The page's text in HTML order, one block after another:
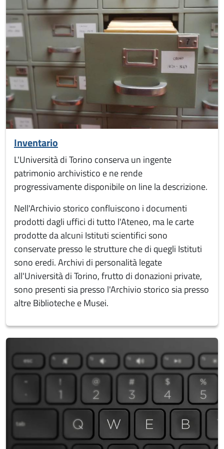
Inventario
L'Università di Torino conserva un ingente
patrimonio archivistico e ne rende
progressivamente disponibile on line la descrizione.
Nell'Archivio storico confluiscono i documenti
prodotti dagli uffici di tutto l'Ateneo, ma le carte
prodotte da alcuni Istituti scientifici sono
conservate presso le strutture che di quegli Istituti
sono eredi. Archivi di personalità legate
all'Università di Torino, frutto di donazioni private,
sono presenti sia presso l'Archivio storico sia presso
altre Biblioteche e Musei.